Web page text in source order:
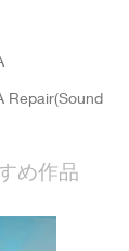
Repair(Sound
め作品